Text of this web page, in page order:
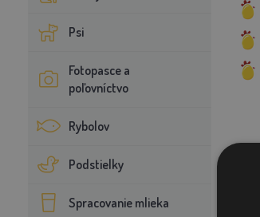
Psi
Fotopasce a
poľovníctvo
Rybolov
Podstielky
Spracovanie mlieka